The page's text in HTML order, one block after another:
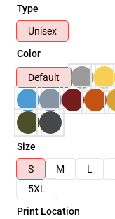
Type
Unisex
Color
Default
Size
S
M L
5XL
Print Location